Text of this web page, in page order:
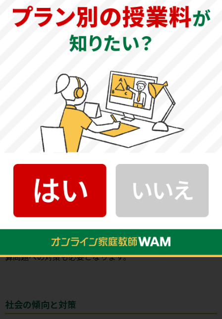
試験時間50分で、放送による聞き取りテスト1題、並び替え
問題1題、会話文・長文読解問題2題の大問4題構成です。解
答形式は記述式とマーク式の併用となります。聞き取りテ
英文を聞くことに慣れておきましょう。また、長文読解問
題の配点が40点程度と高くなっているため、単語や熟語、
文法をしっかり定着させた上で様々な読解問題や過去問に
挑戦することが大切です。
試験時間45分で大問11～12題構成が続いていましたが、
2022年度では大問6題構成となり設問数も減少しました。
生物・地学・化学・物理の4分野から幅広く出題されるた
め、各分野ともバランスよく学習し、苦手分野を作らない
ようにすることが大切です。また、解答形式はマーク式が
大半を占めていますが、一部計算問題も含まれるため、計
算問題への対策も必要となります。
社会の傾向と対策